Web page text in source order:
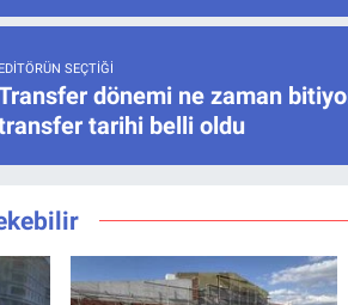
EDITÖRÜN SEÇTIĞI
dönemi ne zaman
tarihi belli oldu